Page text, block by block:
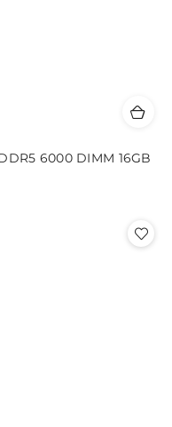
6000 DIMM 16GB